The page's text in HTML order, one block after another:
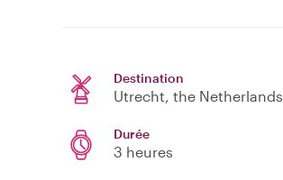
Destination
Utrecht, the Netherlands
Durée
3 heures